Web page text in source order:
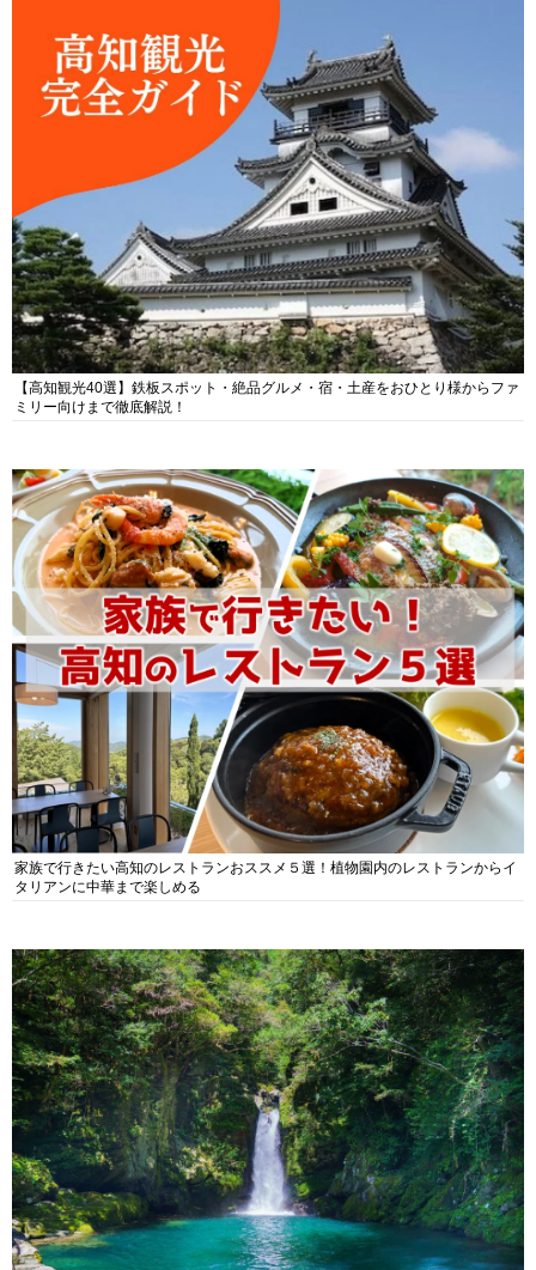
【高知観光40選】鉄板スポット・絶品グルメ・宿・土産をおひとり様からファ
ミリー向けまで徹底解説！
家族で行きたい高知のレストランおススメ５選！植物園内のレストランからイ
タリアンに中華まで楽しめる